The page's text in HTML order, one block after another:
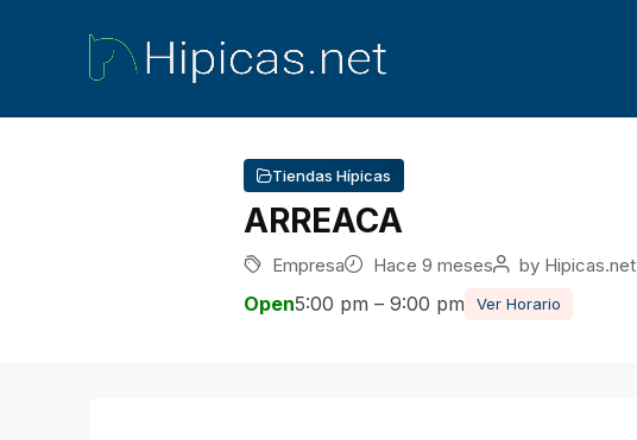
Tiendas Hípicas
ARREACA
Empresa Hace 9 meses by Hipicas.net
Open5:00 pm – 9:00 pm Ver Horario